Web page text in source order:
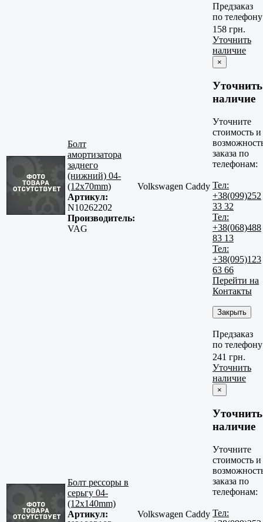
Предзаказ
по телефону
Болт
амортизатора
заднего
(нижний) 04-
(12x70mm)
Артикул:
N10262202
Производитель:
VAG
Volkswagen Caddy
158 грн.
Уточнить
наличие
×
Уточнить
наличие
Уточните
стоимость и
заказа по
телефонам:
Тел:
+38(099)252
33 32
Тел:
+38(068)488
83 13
Тел:
+38(095)123
63 66
Перейти на
Контакты
Закрыть
Предзаказ
по телефону
Болт рессоры в
серьгу 04-
(12x140mm)
Артикул:
Volkswagen Caddy
241 грн.
Уточнить
наличие
×
Уточнить
наличие
Уточните
стоимость и
заказа по
телефонам:
Тел: